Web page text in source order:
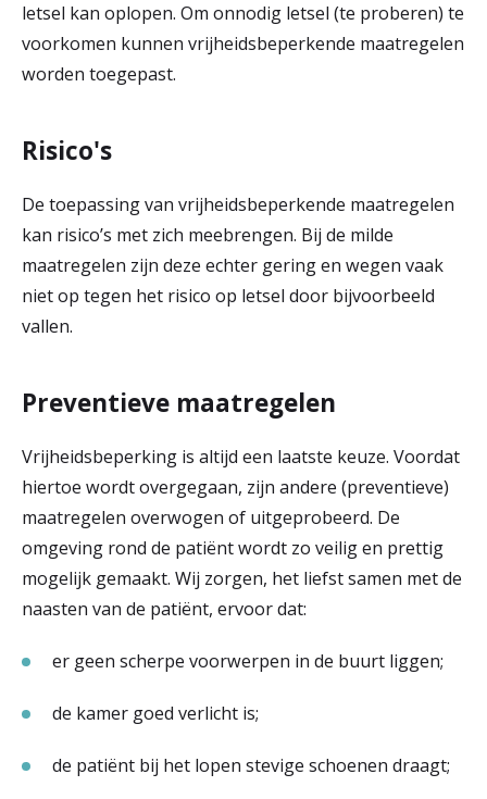
letsel kan oplopen. Om onnodig letsel (te proberen) te
voorkomen kunnen vrijheidsbeperkende maatregelen
worden toegepast.
Risico's
De toepassing van vrijheidsbeperkende maatregelen
kan risico’s met zich meebrengen. Bij de milde
maatregelen zijn deze echter gering en wegen vaak
niet op tegen het risico op letsel door bijvoorbeeld
vallen.
Preventieve maatregelen
Vrijheidsbeperking is altijd een laatste keuze. Voordat
hiertoe wordt overgegaan, zijn andere (preventieve)
maatregelen overwogen of uitgeprobeerd. De
omgeving rond de patiënt wordt zo veilig en prettig
mogelijk gemaakt. Wij zorgen, het liefst samen met de
naasten van de patiënt, ervoor dat:
er geen scherpe voorwerpen in de buurt liggen;
de kamer goed verlicht is;
de patiënt bij het lopen stevige schoenen draagt;